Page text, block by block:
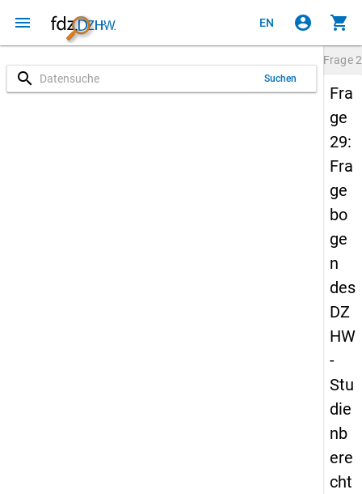
menu EN account_circle shopping_cart
search Suchen
Frage
Fra
ge
29:
Fra
ge
bo
ge
n
des
DZ
HW
-
Stu
die
nb
ere
cht